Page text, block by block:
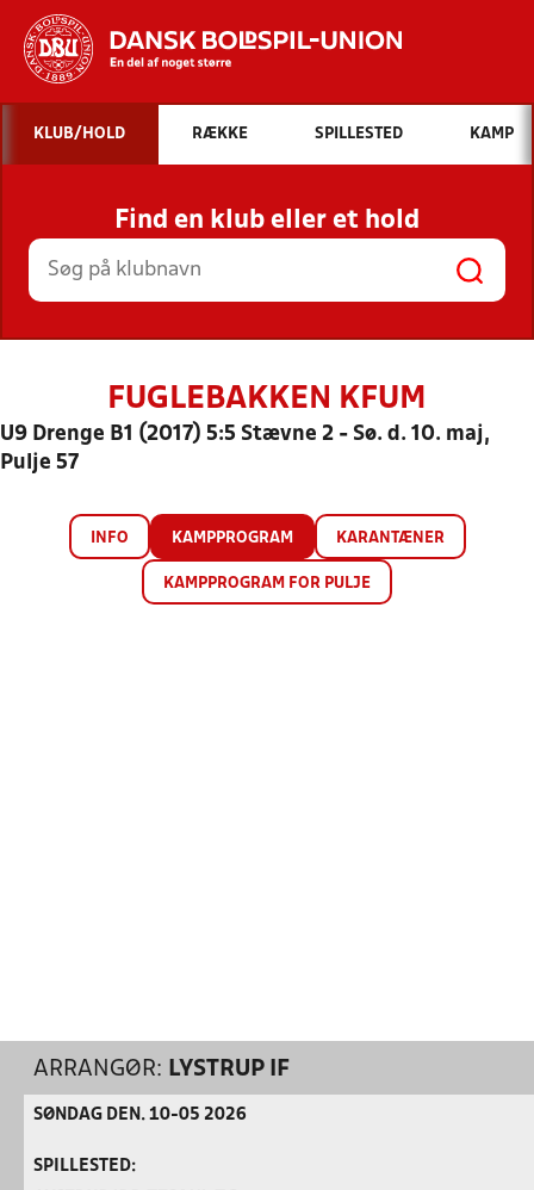
Hvad vil du søge efter?
INDHOLD OG NYHEDER
STILLINGER, RESULTATER, KLUBBER OG
HOLD
KLUB/HOLD RÆKKE SPILLESTED KAMP
Find en klub eller et hold
FUGLEBAKKEN KFUM
U9 Drenge B1 (2017) 5:5 Stævne 2 - Sø. d. 10. maj,
Pulje 57
INFO KAMPPROGRAM KARANTÆNER
KAMPPROGRAM FOR PULJE
ARRANGØR: LYSTRUP IF
SØNDAG DEN. 10-05 2026
SPILLESTED: